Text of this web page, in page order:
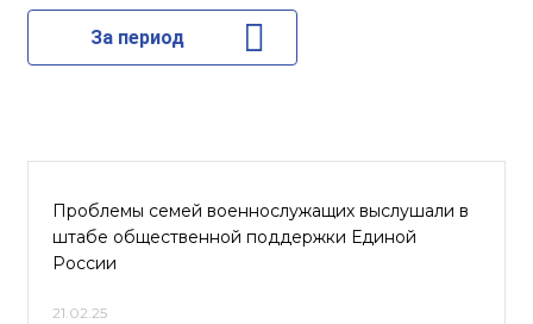
За период
Проблемы семей военнослужащих выслушали в
штабе общественной поддержки Единой
России
21.02.25